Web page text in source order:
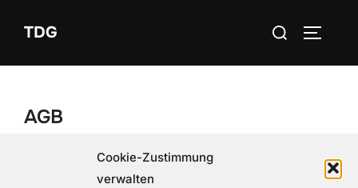
Cookie-Zustimmung
verwalten
InhaltTDG
Suchen
AGB
Hier stehen später die Inhalte